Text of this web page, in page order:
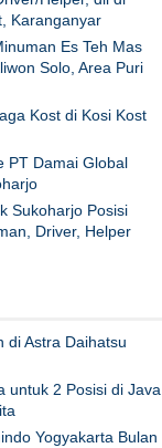
Karanganyar
Es Teh Mas
Solo, Area Puri
Kost di Kosi Kost
PT Damai Global
Sukoharjo Posisi
Driver, Helper
di Astra Daihatsu
untuk 2 Posisi di Java
Yogyakarta Bulan